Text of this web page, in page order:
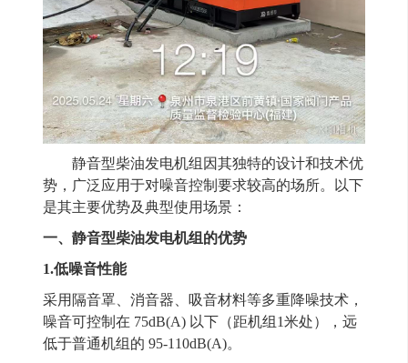
静音型柴油发电机组因其独特的设计和技术优
势，广泛应用于对噪音控制要求较高的场所。以下
是其主要优势及典型使用场景：
一、静音型柴油发电机组的优势
1.低噪音性能
采用隔音罩、消音器、吸音材料等多重降噪技术，
噪音可控制在 75dB(A) 以下（距机组1米处），远
低于普通机组的 95-110dB(A)。